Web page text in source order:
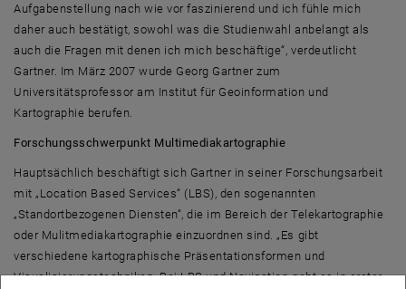
Aufgabenstellung nach wie vor faszinierend und ich fühle mich
daher auch bestätigt, sowohl was die Studienwahl anbelangt als
auch die Fragen mit denen ich mich beschäftige“, verdeutlicht
Gartner. Im März 2007 wurde Georg Gartner zum
Universitätsprofessor am Institut für Geoinformation und
Kartographie berufen.
Forschungsschwerpunkt Multimediakartographie
Hauptsächlich beschäftigt sich Gartner in seiner Forschungsarbeit
mit „Location Based Services“ (LBS), den sogenannten
„Standortbezogenen Diensten“, die im Bereich der Telekartographie
oder Mulitmediakartographie einzuordnen sind. „Es gibt
verschiedene kartographische Präsentationsformen und
Visualisierungstechniken. Bei LBS und Navigation geht es in erster